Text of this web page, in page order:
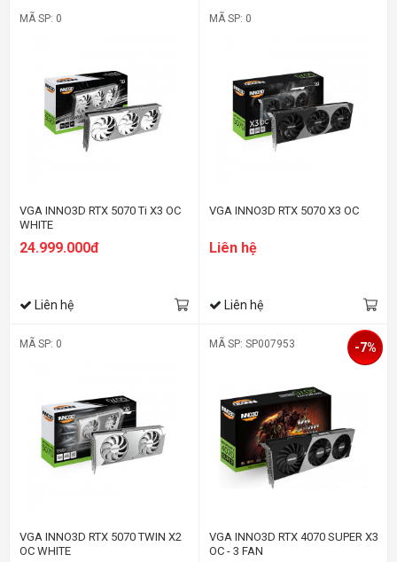
MÃ SP: 0
VGA INNO3D RTX 5070 Ti X3 OC
WHITE
24.999.000đ
Liên hệ
MÃ SP: 0
VGA INNO3D RTX 5070 X3 OC
Liên hệ
Liên hệ
MÃ SP: 0
VGA INNO3D RTX 5070 TWIN X2
OC WHITE
MÃ SP: SP007953
VGA INNO3D RTX 4070 SUPER X3
OC - 3 FAN
-7%